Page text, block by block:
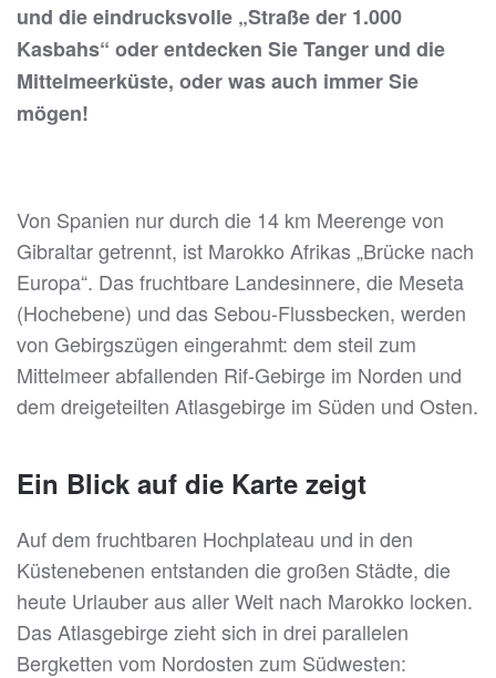
und die eindrucksvolle „Straße der 1.000
Kasbahs“ oder entdecken Sie Tanger und die
Mittelmeerküste, oder was auch immer Sie
mögen!
Von Spanien nur durch die 14 km Meerenge von
Gibraltar getrennt, ist Marokko Afrikas „Brücke nach
Europa“. Das fruchtbare Landesinnere, die Meseta
(Hochebene) und das Sebou-Flussbecken, werden
von Gebirgszügen eingerahmt: dem steil zum
Mittelmeer abfallenden Rif-Gebirge im Norden und
dem dreigeteilten Atlasgebirge im Süden und Osten.
Ein Blick auf die Karte zeigt
Auf dem fruchtbaren Hochplateau und in den
Küstenebenen entstanden die großen Städte, die
heute Urlauber aus aller Welt nach Marokko locken.
Das Atlasgebirge zieht sich in drei parallelen
Bergketten vom Nordosten zum Südwesten: